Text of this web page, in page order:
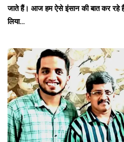
जाते हैं। आज हम ऐसे इंसान की बात कर रहे
लिया…